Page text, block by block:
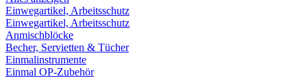
Einwegartikel, Arbeitsschutz
Einwegartikel, Arbeitsschutz
Anmischblöcke
Becher, Servietten & Tücher
Einmalinstrumente
Einmal OP-Zubehör